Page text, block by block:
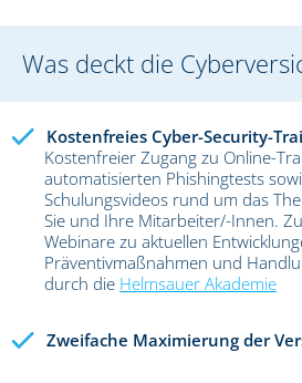
Was deckt die
Kostenfreies Cyber-Security-
Kostenfreier Zugang zu Online-
automatisierten Phishingtests
Schulungsvideos rund um das
Sie und Ihre Mitarbeiter/-Innen.
Webinare zu aktuellen
Präventivmaßnahmen und
durch die Helmsauer Akademie
Zweifache Maximierung der